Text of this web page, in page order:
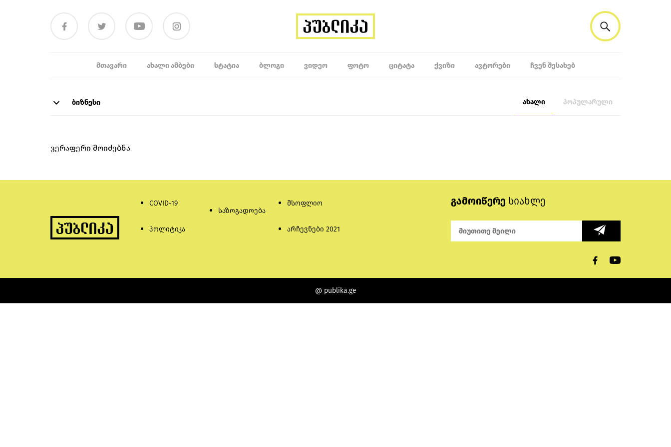
ᲛᲗᲐᲕᲐᲠᲘ ᲐᲮᲐᲚᲘ ᲐᲛᲑᲔᲑᲘ ᲡᲢᲐᲢᲘᲐ ᲑᲚᲝᲒᲘ ᲕᲘᲓᲔᲝ ᲤᲝᲢᲝ ᲪᲘᲢᲐᲢᲐ ᲥᲕᲘᲖᲘ ᲐᲕᲢᲝᲠᲔᲑᲘ ᲩᲕᲔᲜ ᲨᲔᲡᲐᲮᲔᲑ
ბიზნესი ახალი პოპულარული
ვერაფერი მოიძებნა
COVID-19
პოლიტიკა
საზოგადოება
მსოფლიო
არჩევნები 2021
გამოიწერე სიახლე
@ publika.ge